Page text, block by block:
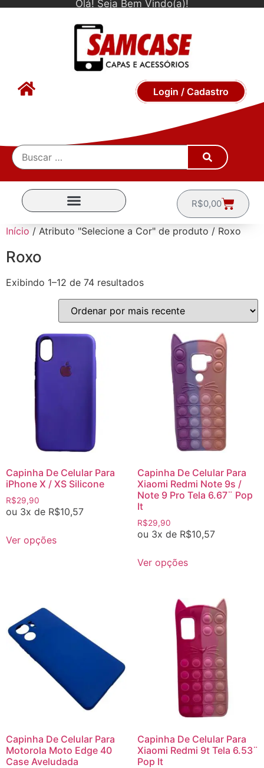
Olá! Seja Bem Vindo(a)!
Login / Cadastro
R$0,00
Início / Atributo "Selecione a Cor" de produto / Roxo
Roxo
Exibindo 1–12 de 74 resultados
Capinha De Celular Para
iPhone X / XS Silicone
R$29,90
ou 3x de R$10,57
Ver opções
Capinha De Celular Para
Xiaomi Redmi Note 9s /
Note 9 Pro Tela 6.67¨ Pop
It
R$29,90
ou 3x de R$10,57
Ver opções
Capinha De Celular Para
Motorola Moto Edge 40
Case Aveludada
Capinha De Celular Para
Xiaomi Redmi 9t Tela 6.53¨
Pop It